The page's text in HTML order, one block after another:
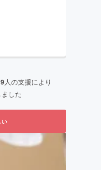
9人の支援により
した
い